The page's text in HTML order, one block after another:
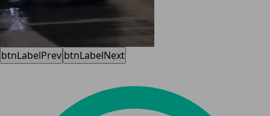
btnLabelPrev btnLabelNext